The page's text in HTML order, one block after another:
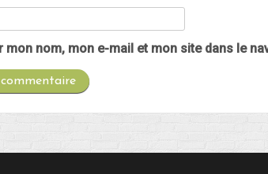
mon nom, mon e-mail et mon site dans le